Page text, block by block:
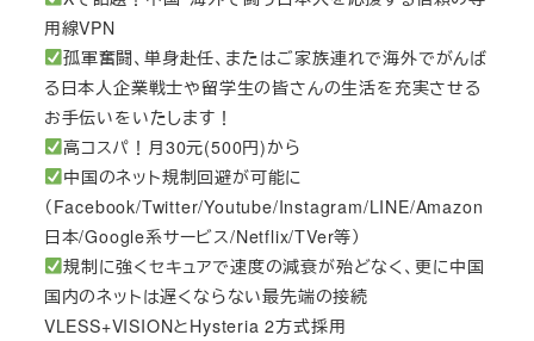
用線VPN
孤軍奮闘、単身赴任、またはご家族連れで海外でがんば
る日本人企業戦士や留学生の皆さんの生活を充実させる
お手伝いをいたします！
高コスパ！月30元(500円)から
中国のネット規制回避が可能に
（Facebook/Twitter/Youtube/Instagram/LINE/Amazon
日本/Google系サービス/Netflix/TVer等）
規制に強くセキュアで速度の減衰が殆どなく、更に中国
国内のネットは遅くならない最先端の接続
VLESS+VISIONとHysteria 2方式採用